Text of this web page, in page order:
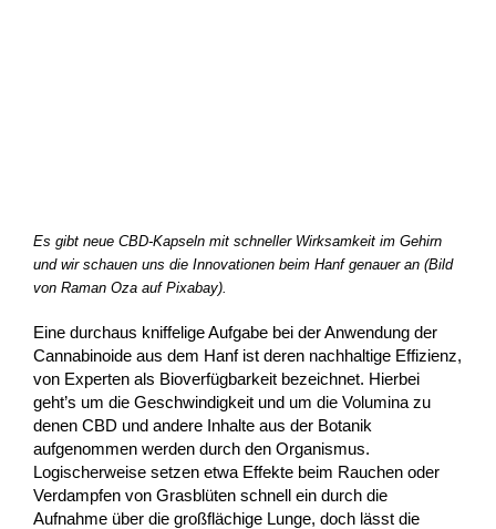
Es gibt neue CBD-Kapseln mit schneller Wirksamkeit im Gehirn
und wir schauen uns die Innovationen beim Hanf genauer an (Bild
von Raman Oza auf Pixabay).
Eine durchaus kniffelige Aufgabe bei der Anwendung der
Cannabinoide aus dem Hanf ist deren nachhaltige Effizienz,
von Experten als Bioverfügbarkeit bezeichnet. Hierbei
geht’s um die Geschwindigkeit und um die Volumina zu
denen CBD und andere Inhalte aus der Botanik
aufgenommen werden durch den Organismus.
Logischerweise setzen etwa Effekte beim Rauchen oder
Verdampfen von Grasblüten schnell ein durch die
Aufnahme über die großflächige Lunge, doch lässt die